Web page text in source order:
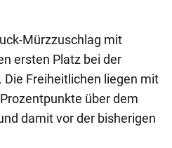
Mürzzuschlag mit
ersten Platz bei der
Freiheitlichen liegen mit
über dem
damit vor der bisherigen